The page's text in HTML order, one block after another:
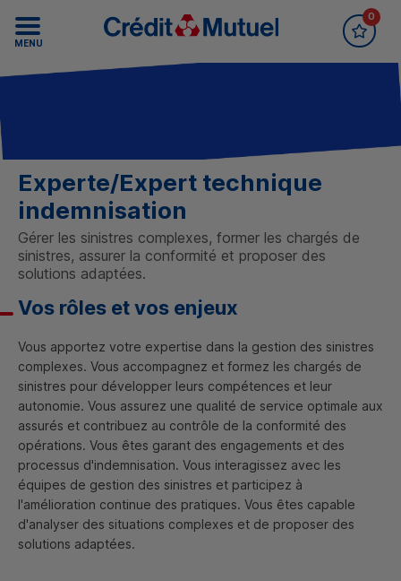
Accueil Crédit MutuelRecrutement
MENU
0
Experte/Expert technique
indemnisation
Gérer les sinistres complexes, former les chargés de
sinistres, assurer la conformité et proposer des
solutions adaptées.
Vos rôles et vos enjeux
Vous apportez votre expertise dans la gestion des sinistres
complexes. Vous accompagnez et formez les chargés de
sinistres pour développer leurs compétences et leur
autonomie. Vous assurez une qualité de service optimale aux
assurés et contribuez au contrôle de la conformité des
opérations. Vous êtes garant des engagements et des
processus d'indemnisation. Vous interagissez avec les
équipes de gestion des sinistres et participez à
l'amélioration continue des pratiques. Vous êtes capable
d'analyser des situations complexes et de proposer des
solutions adaptées.